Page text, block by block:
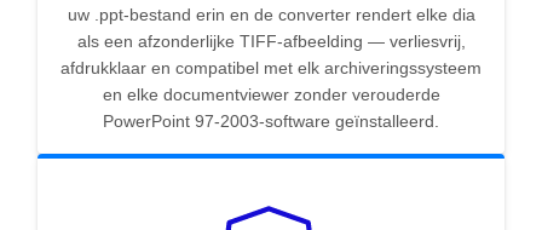
uw .ppt-bestand erin en de converter rendert elke dia
als een afzonderlijke TIFF-afbeelding — verliesvrij,
afdrukklaar en compatibel met elk archiveringssysteem
en elke documentviewer zonder verouderde
PowerPoint 97-2003-software geïnstalleerd.